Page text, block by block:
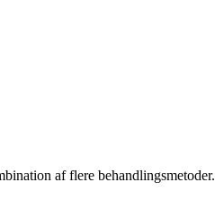
af flere behandlingsmetoder.